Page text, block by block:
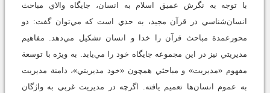
با توجه به نگرش عميق اسلام به انسان، جايگاه والاي مباحث
انسان‌شناسي در قرآن مجيد، به حدي است که مي‌توان گفت: دو
محورعمدة مباحث قرآن را خدا و انسان تشکيل مي‌دهد. مفاهيم
مديريتي نيز در اين مجموعه جايگاه خود را مي‌يابد. به ويژه با توسعة
مفهوم «مديريت» و مباحثي همچون «خود مديريتي»، دامنة مديريت
به عموم انسان‌ها تعميم يافته. اگرچه در مديريت غربي به واژگان